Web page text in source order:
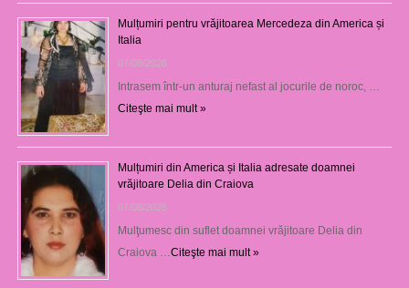
Mulțumiri pentru vrăjitoarea Mercedeza din America și
Italia
07/08/2026
Intrasem într-un anturaj nefast al jocurile de noroc, …
Citeşte mai mult »
Mulțumiri din America și Italia adresate doamnei
vrăjitoare Delia din Craiova
07/08/2026
Mulţumesc din suflet doamnei vrăjitoare Delia din
Craiova … Citeşte mai mult »